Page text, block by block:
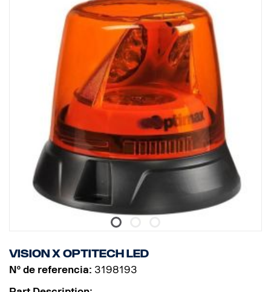
Vision X Optitech LED
Nº de referencia: 3198193